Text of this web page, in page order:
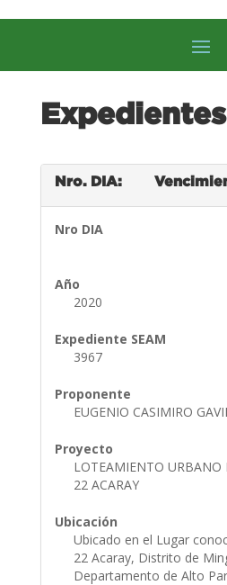
Expedientes
Nro. DIA:
Nro DIA
Año
2020
Expediente SEAM
3967
Proponente
EUGENIO CASIMIRO
Proyecto
LOTEAMIENTO URBANO
22 ACARAY
Ubicación
Ubicado en el Lugar
22 Acaray, Distrito de
Departamento de Alto